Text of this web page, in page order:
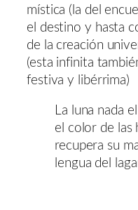
mística (la del
el destino y hasta
de la creación
(esta infinita
festiva y libérrima)
La luna nada
el color de las
recupera su
lengua del